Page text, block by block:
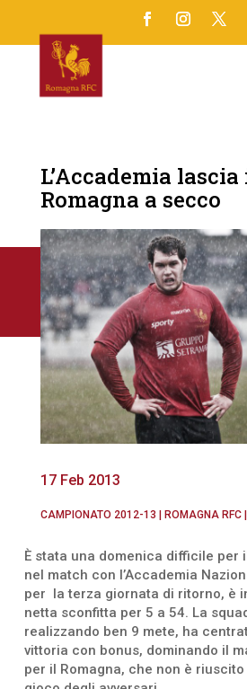
L’Accademia lascia
Romagna a secco
17 Feb 2013
CAMPIONATO 2012-13 | ROMAGNA RFC|
È stata una domenica difficile per
nel match con l’Accademia
per la terza giornata di ritorno, è
netta sconfitta per 5 a 54. La
realizzando ben 9 mete, ha
vittoria con bonus, dominando il
per il Romagna, che non è